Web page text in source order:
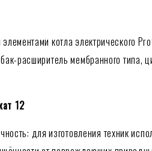
котла электрического
расширитель мембранного типа,
12
для изготовления техник